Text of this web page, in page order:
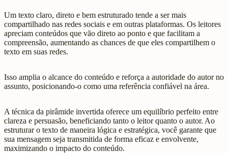
Um texto claro, direto e bem estruturado tende a ser mais
compartilhado nas redes sociais e em outras plataformas. Os leitores
apreciam conteúdos que vão direto ao ponto e que facilitam a
compreensão, aumentando as chances de que eles compartilhem o
texto em suas redes.
Isso amplia o alcance do conteúdo e reforça a autoridade do autor no
assunto, posicionando-o como uma referência confiável na área.
A técnica da pirâmide invertida oferece um equilíbrio perfeito entre
clareza e persuasão, beneficiando tanto o leitor quanto o autor. Ao
estruturar o texto de maneira lógica e estratégica, você garante que
sua mensagem seja transmitida de forma eficaz e envolvente,
maximizando o impacto do conteúdo.